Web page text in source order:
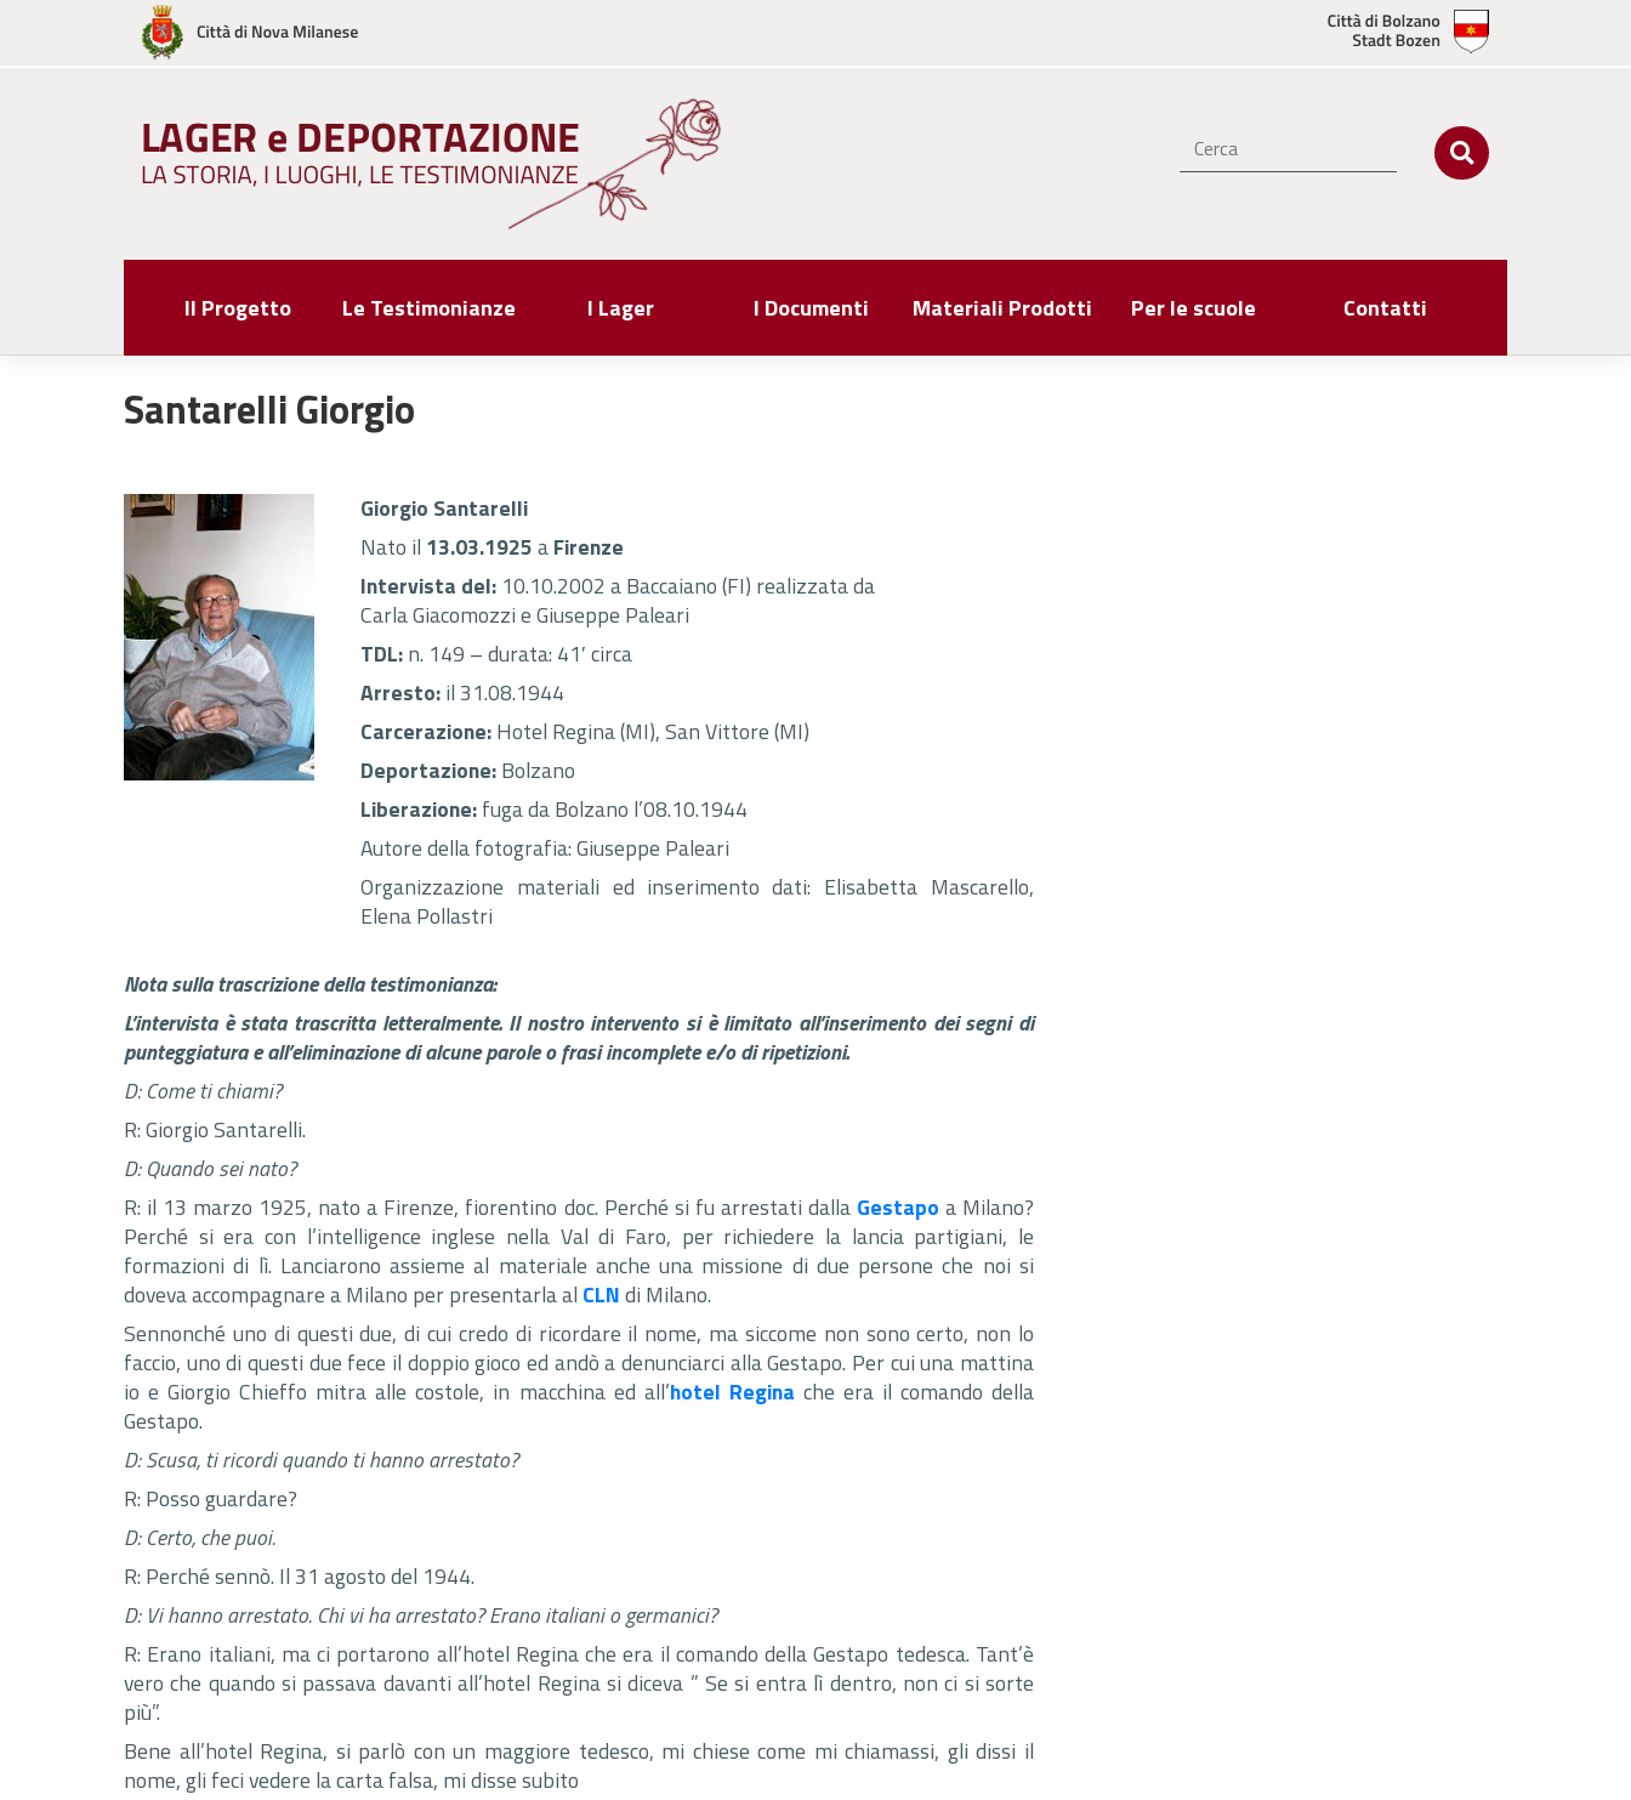
Il Progetto Le Testimonianze I Lager I Documenti Materiali Prodotti Per le scuole Contatti
Santarelli Giorgio
Giorgio Santarelli
Nato il 13.03.1925aFirenze
Intervista del: 10.10.2002 a Baccaiano (FI) realizzata da
Carla Giacomozzi e Giuseppe Paleari
TDL:n. 149 – durata: 41′ circa
Arresto:il 31.08.1944
Carcerazione:Hotel Regina (MI), San Vittore (MI)
Deportazione:Bolzano
Liberazione:fuga da Bolzano l’08.10.1944
Autore della fotografia: Giuseppe Paleari
Organizzazione materiali ed inserimento dati: Elisabetta Mascarello,
Elena Pollastri
Nota sulla trascrizione della testimonianza:
L’intervista è stata trascritta letteralmente. Il nostro intervento si è limitato all’inserimento dei segni di
punteggiatura e all’eliminazione di alcune parole o frasi incomplete e/o di ripetizioni.
D: Come ti chiami?
R: Giorgio Santarelli.
D: Quando sei nato?
R: il 13 marzo 1925, nato a Firenze, fiorentino doc. Perché si fu arrestati dalla Gestapo a Milano?
Perché si era con l’intelligence inglese nella Val di Faro, per richiedere la lancia partigiani, le
formazioni di lì. Lanciarono assieme al materiale anche una missione di due persone che noi si
doveva accompagnare a Milano per presentarla al CLNdi Milano.
Sennonché uno di questi due, di cui credo di ricordare il nome, ma siccome non sono certo, non lo
faccio, uno di questi due fece il doppio gioco ed andò a denunciarci alla Gestapo. Per cui una mattina
io e Giorgio Chieffo mitra alle costole, in macchina ed all’hotel Regina che era il comando della
Gestapo.
D: Scusa, ti ricordi quando ti hanno arrestato?
R: Posso guardare?
D: Certo, che puoi.
R: Perché sennò. Il 31 agosto del 1944.
D: Vi hanno arrestato. Chi vi ha arrestato? Erano italiani o germanici?
R: Erano italiani, ma ci portarono all’hotel Regina che era il comando della Gestapo tedesca. Tant’è
vero che quando si passava davanti all’hotel Regina si diceva ” Se si entra lì dentro, non ci si sorte
più”.
Bene all’hotel Regina, si parlò con un maggiore tedesco, mi chiese come mi chiamassi, gli dissi il
nome, gli feci vedere la carta falsa, mi disse subito